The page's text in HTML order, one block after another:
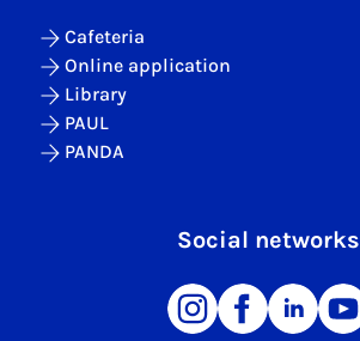
Cafeteria
Online application
Library
PAUL
PANDA
Social networks